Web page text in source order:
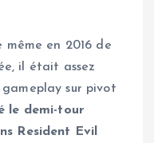
même en 2016 de
il était assez
sur pivot
le demi-tour
Resident Evil